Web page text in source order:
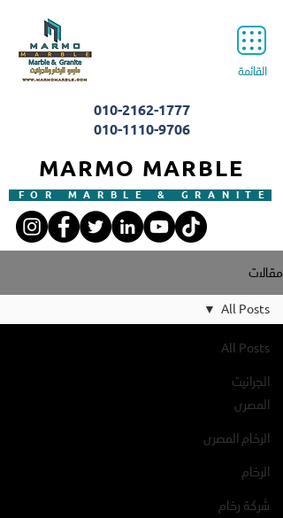
القائمة
MARMO MARBLE
FOR MARBLE & GRANITE
010-2162-1777
010-1110-9706
مقالات
All Posts
الجرانيت
المصرى
الرخام المصرى
الرخام
شركة رخام
All Posts